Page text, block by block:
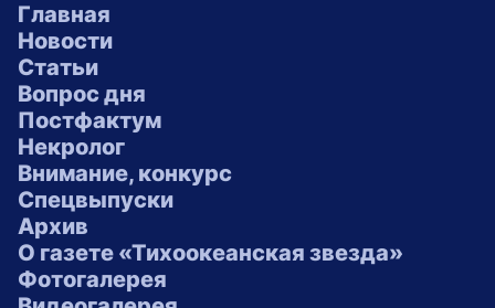
Главная
Новости
Статьи
Вопрос дня
Постфактум
Некролог
Внимание, конкурс
Спецвыпуски
Архив
О газете «Тихоокеанская звезда»
Фотогалерея